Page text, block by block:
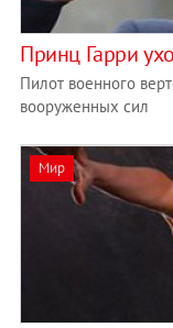
Принц Гарри
Пилот военного
вооруженных сил
Мир